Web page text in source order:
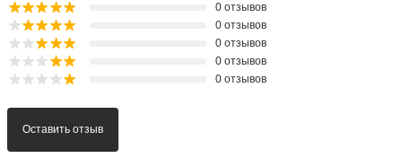
0 отзывов
0 отзывов
0 отзывов
0 отзывов
0 отзывов
Оставить отзыв